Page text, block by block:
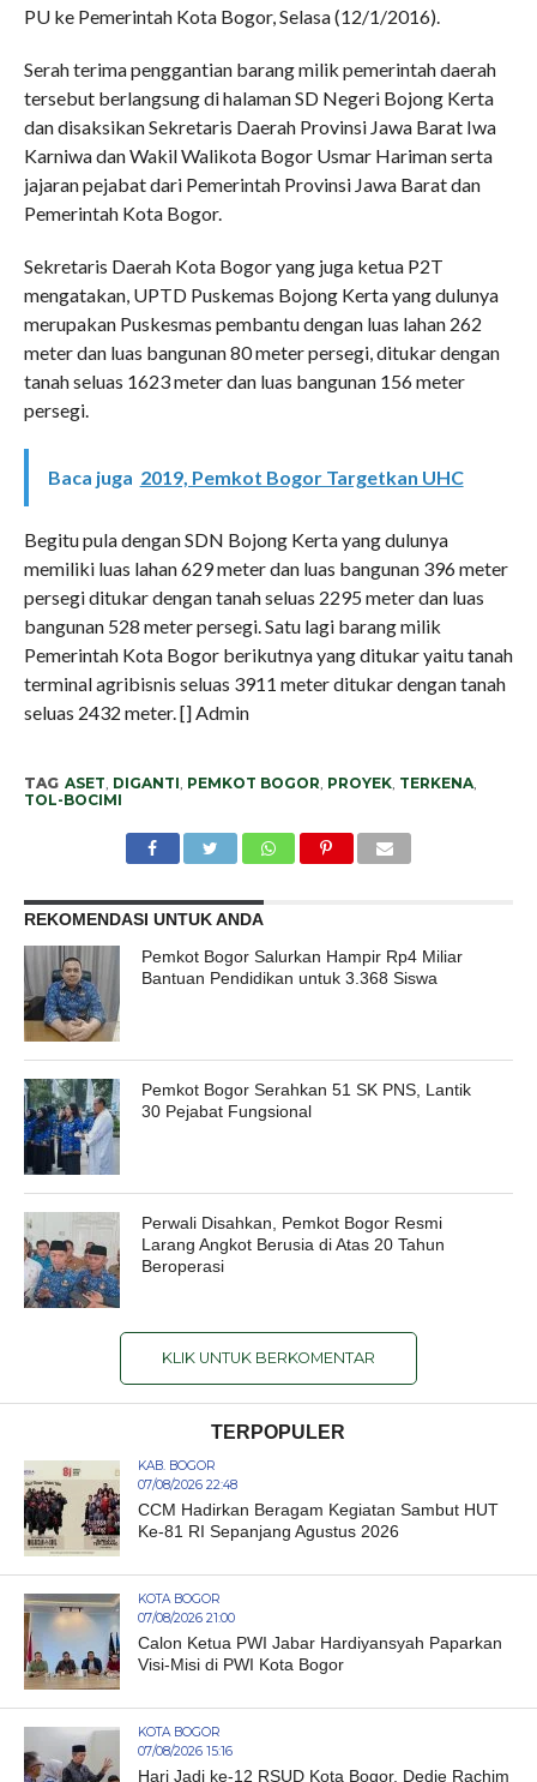
PU ke Pemerintah Kota Bogor, Selasa (12/1/2016).
Serah terima penggantian barang milik pemerintah daerah
tersebut berlangsung di halaman SD Negeri Bojong Kerta
dan disaksikan Sekretaris Daerah Provinsi Jawa Barat Iwa
Karniwa dan Wakil Walikota Bogor Usmar Hariman serta
jajaran pejabat dari Pemerintah Provinsi Jawa Barat dan
Pemerintah Kota Bogor.
Sekretaris Daerah Kota Bogor yang juga ketua P2T
mengatakan, UPTD Puskemas Bojong Kerta yang dulunya
merupakan Puskesmas pembantu dengan luas lahan 262
meter dan luas bangunan 80 meter persegi, ditukar dengan
tanah seluas 1623 meter dan luas bangunan 156 meter
persegi.
Baca juga 2019, Pemkot Bogor Targetkan UHC
Begitu pula dengan SDN Bojong Kerta yang dulunya
memiliki luas lahan 629 meter dan luas bangunan 396 meter
persegi ditukar dengan tanah seluas 2295 meter dan luas
bangunan 528 meter persegi. Satu lagi barang milik
Pemerintah Kota Bogor berikutnya yang ditukar yaitu tanah
terminal agribisnis seluas 3911 meter ditukar dengan tanah
seluas 2432 meter. [] Admin
TAG ASET DIGANTI PEMKOT BOGOR PROYEK, TERKENA,
TOL-BOCIMI
REKOMENDASI UNTUK ANDA
Pemkot Bogor Salurkan Hampir Rp4 Miliar
Bantuan Pendidikan untuk 3.368 Siswa
Pemkot Bogor Serahkan 51 SK PNS, Lantik
30 Pejabat Fungsional
Perwali Disahkan, Pemkot Bogor Resmi
Larang Angkot Berusia di Atas 20 Tahun
Beroperasi
KLIK UNTUK BERKOMENTAR
TERPOPULER
KAB. BOGOR
07/08/2026 22:48
CCM Hadirkan Beragam Kegiatan Sambut HUT
Ke-81 RI Sepanjang Agustus 2026
KOTA BOGOR
07/08/2026 21:00
Calon Ketua PWI Jabar Hardiyansyah Paparkan
Visi-Misi di PWI Kota Bogor
KOTA BOGOR
07/08/2026 15:16
Hari Jadi ke-12 RSUD Kota Bogor, Dedie Rachim